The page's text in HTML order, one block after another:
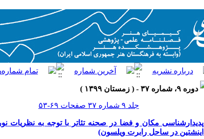
دوره ۹، شماره ۳۷ - ( زمستان ۱۳۹۹ )
جلد ۹ شماره ۳۷ صفحات ۶۹-۵۳
پدیدارشناسی مکان و فضا در صحنه تئاتر با توجه به نظریات
اینشتین در ساحل رابرت ویلسون)